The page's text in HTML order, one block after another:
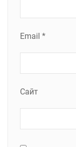
Email *
Сайт